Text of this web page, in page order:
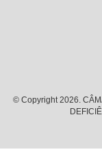
© Copyright 2026.